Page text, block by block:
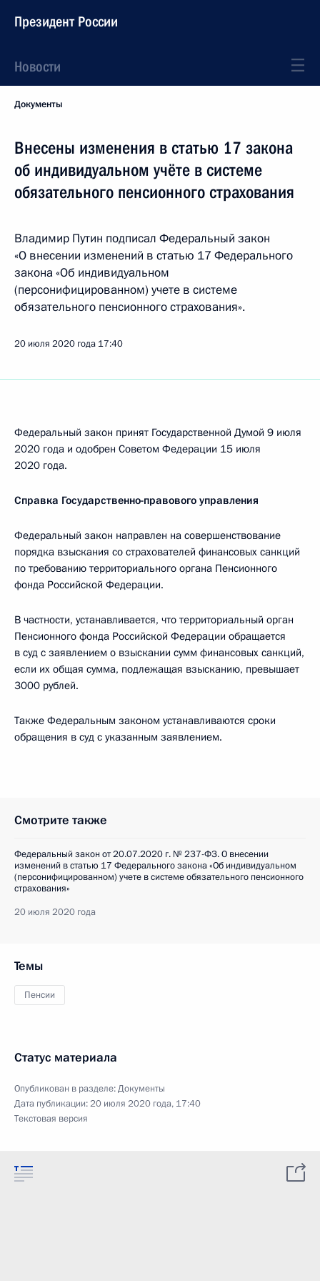
Президент России
Новости
Документы
Внесены изменения в статью 17 закона
об индивидуальном учёте в системе
обязательного пенсионного страхования
Владимир Путин подписал Федеральный закон
«О внесении изменений в статью 17 Федерального
закона «Об индивидуальном
(персонифицированном) учете в системе
обязательного пенсионного страхования».
20 июля 2020 года 17:40
Федеральный закон принят Государственной Думой 9 июля
2020 года и одобрен Советом Федерации 15 июля
2020 года.
Справка Государственно-правового управления
Федеральный закон направлен на совершенствование
порядка взыскания со страхователей финансовых санкций
по требованию территориального органа Пенсионного
фонда Российской Федерации.
В частности, устанавливается, что территориальный орган
Пенсионного фонда Российской Федерации обращается
в суд с заявлением о взыскании сумм финансовых санкций,
если их общая сумма, подлежащая взысканию, превышает
3000 рублей.
Также Федеральным законом устанавливаются сроки
обращения в суд с указанным заявлением.
Смотрите также
Федеральный закон от 20.07.2020 г. № 237-ФЗ. О внесении
изменений в статью 17 Федерального закона «Об индивидуальном
(персонифицированном) учете в системе обязательного пенсионного
страхования»
20 июля 2020 года
Темы
Пенсии
Статус материала
Опубликован в разделе:Документы
Дата публикации:20 июля 2020 года, 17:40
Текстовая версия